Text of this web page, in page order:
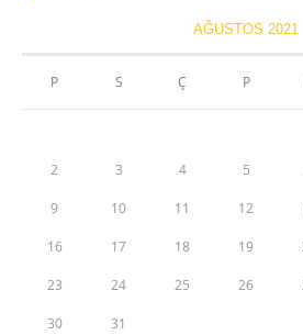
AĞUSTOS 2021
P S Ç P
2 3 4 5
9 10 11 12
16 17 18 19
23 24 25 26
30 31